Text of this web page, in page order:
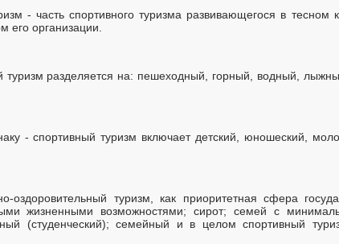
- часть спортивного туризма развивающегося в тесном
его организации.
туризм разделяется на: пешеходный, горный, водный,
- спортивный туризм включает детский, юношеский,
оздоровительный туризм, как приоритетная сфера
жизненными возможностями; сирот; семей с
(студенческий); семейный и в целом спортивный